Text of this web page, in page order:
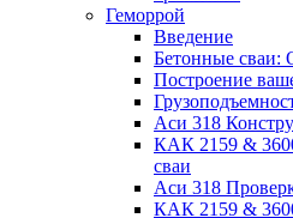
Геморрой
Введение
Бетонные сваи:
Построение
Аси 318
КАК 2159 &
сваи
Аси 318
КАК 2159 &